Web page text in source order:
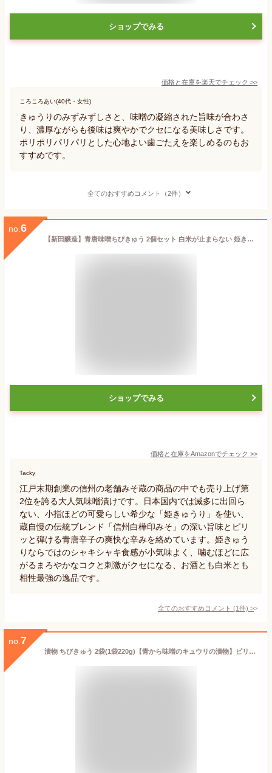
ショップでみる
価格と在庫を楽天でチェック >>
ころころあい(40代・女性)
きゅうりのみずみずしさと、味噌の凝縮された旨味が合わさ
り、濃厚ながらも後味は爽やかでクセになる美味しさです。
ポリポリパリパリとした心地よい歯ごたえを楽しめるのもお
すすめです。
全てのおすすめコメント（2件）
no. 6
【新田醸造】青唐味噌ちびきゅう 2個セット 白米が止まらない 姫きゅうり ご飯のお供 漬物 お酒のつまみ
ショップでみる
価格と在庫をAmazonでチェック >>
Tacky
江戸末期創業の信州の老舗みそ蔵の商品の中でも売り上げ第
2位を誇る大人気味噌漬けです。日本国内では滅多に出回ら
ない、小指ほどの可愛らしい希少な「姫きゅうり」を使い、
蔵自慢の伝統ブレンド「信州白樺印みそ」の深い旨味とピリ
ッと弾ける青唐辛子の爽快な辛みを絡めています。姫きゅう
りならではのシャキシャキ食感が小気味よく、噛むほどに広
がるまろやかなコクと刺激がクセになる、お酒とも白米とも
相性最強の逸品です。
全てのおすすめコメント (1件) >
no. 7
漬物 ちびきゅう 2袋(1袋220g)【青から味噌のキュウリの漬物】ピリ辛・ポリポリ歯ごたえ【常温便】